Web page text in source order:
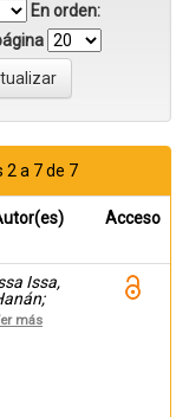
En orden:
2 a 7 de 7
Acceso
Issa,
más